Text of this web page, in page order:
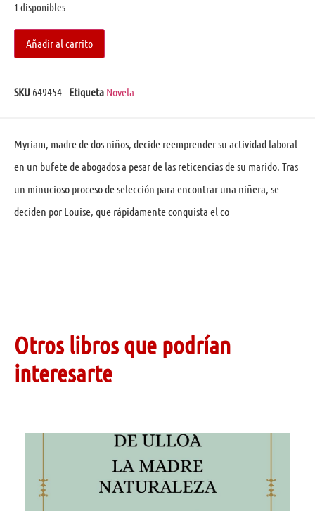
1 disponibles
Añadir al carrito
SKU 649454 Etiqueta Novela
Myriam, madre de dos niños, decide reemprender su actividad laboral
en un bufete de abogados a pesar de las reticencias de su marido. Tras
un minucioso proceso de selección para encontrar una niñera, se
deciden por Louise, que rápidamente conquista el co
Otros libros que podrían
interesarte